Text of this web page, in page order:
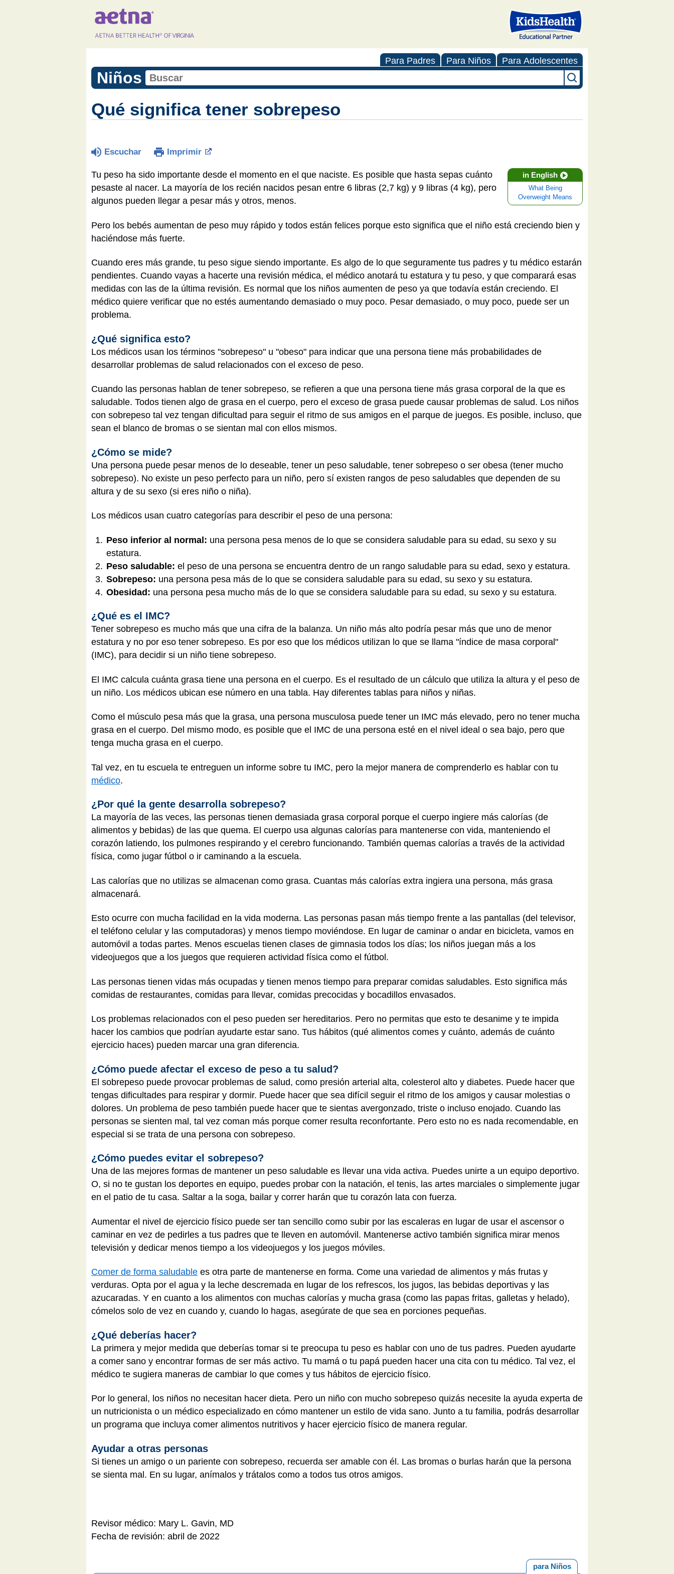
Para Padres Para Niños Para Adolescentes
Niños
Qué significa tener sobrepeso
Escuchar Imprimir
in English
What Being
Overweight Means
Tu peso ha sido importante desde el momento en el que naciste. Es posible que hasta sepas cuánto
pesaste al nacer. La mayoría de los recién nacidos pesan entre 6 libras (2,7 kg) y 9 libras (4 kg), pero
algunos pueden llegar a pesar más y otros, menos.
Pero los bebés aumentan de peso muy rápido y todos están felices porque esto significa que el niño está creciendo bien y
haciéndose más fuerte.
Cuando eres más grande, tu peso sigue siendo importante. Es algo de lo que seguramente tus padres y tu médico estarán
pendientes. Cuando vayas a hacerte una revisión médica, el médico anotará tu estatura y tu peso, y que comparará esas
medidas con las de la última revisión. Es normal que los niños aumenten de peso ya que todavía están creciendo. El
médico quiere verificar que no estés aumentando demasiado o muy poco. Pesar demasiado, o muy poco, puede ser un
problema.
¿Qué significa esto?
Los médicos usan los términos "sobrepeso" u "obeso" para indicar que una persona tiene más probabilidades de
desarrollar problemas de salud relacionados con el exceso de peso.
Cuando las personas hablan de tener sobrepeso, se refieren a que una persona tiene más grasa corporal de la que es
saludable. Todos tienen algo de grasa en el cuerpo, pero el exceso de grasa puede causar problemas de salud. Los niños
con sobrepeso tal vez tengan dificultad para seguir el ritmo de sus amigos en el parque de juegos. Es posible, incluso, que
sean el blanco de bromas o se sientan mal con ellos mismos.
¿Cómo se mide?
Una persona puede pesar menos de lo deseable, tener un peso saludable, tener sobrepeso o ser obesa (tener mucho
sobrepeso). No existe un peso perfecto para un niño, pero sí existen rangos de peso saludables que dependen de su
altura y de su sexo (si eres niño o niña).
Los médicos usan cuatro categorías para describir el peso de una persona:
Peso inferior al normal: una persona pesa menos de lo que se considera saludable para su edad, su sexo y su
estatura.
Peso saludable: el peso de una persona se encuentra dentro de un rango saludable para su edad, sexo y estatura.
Sobrepeso: una persona pesa más de lo que se considera saludable para su edad, su sexo y su estatura.
Obesidad: una persona pesa mucho más de lo que se considera saludable para su edad, su sexo y su estatura.
¿Qué es el IMC?
Tener sobrepeso es mucho más que una cifra de la balanza. Un niño más alto podría pesar más que uno de menor
estatura y no por eso tener sobrepeso. Es por eso que los médicos utilizan lo que se llama "índice de masa corporal"
(IMC), para decidir si un niño tiene sobrepeso.
El IMC calcula cuánta grasa tiene una persona en el cuerpo. Es el resultado de un cálculo que utiliza la altura y el peso de
un niño. Los médicos ubican ese número en una tabla. Hay diferentes tablas para niños y niñas.
Como el músculo pesa más que la grasa, una persona musculosa puede tener un IMC más elevado, pero no tener mucha
grasa en el cuerpo. Del mismo modo, es posible que el IMC de una persona esté en el nivel ideal o sea bajo, pero que
tenga mucha grasa en el cuerpo.
Tal vez, en tu escuela te entreguen un informe sobre tu IMC, pero la mejor manera de comprenderlo es hablar con tu
médico.
¿Por qué la gente desarrolla sobrepeso?
La mayoría de las veces, las personas tienen demasiada grasa corporal porque el cuerpo ingiere más calorías (de
alimentos y bebidas) de las que quema. El cuerpo usa algunas calorías para mantenerse con vida, manteniendo el
corazón latiendo, los pulmones respirando y el cerebro funcionando. También quemas calorías a través de la actividad
física, como jugar fútbol o ir caminando a la escuela.
Las calorías que no utilizas se almacenan como grasa. Cuantas más calorías extra ingiera una persona, más grasa
almacenará.
Esto ocurre con mucha facilidad en la vida moderna. Las personas pasan más tiempo frente a las pantallas (del televisor,
el teléfono celular y las computadoras) y menos tiempo moviéndose. En lugar de caminar o andar en bicicleta, vamos en
automóvil a todas partes. Menos escuelas tienen clases de gimnasia todos los días; los niños juegan más a los
videojuegos que a los juegos que requieren actividad física como el fútbol.
Las personas tienen vidas más ocupadas y tienen menos tiempo para preparar comidas saludables. Esto significa más
comidas de restaurantes, comidas para llevar, comidas precocidas y bocadillos envasados.
Los problemas relacionados con el peso pueden ser hereditarios. Pero no permitas que esto te desanime y te impida
hacer los cambios que podrían ayudarte estar sano. Tus hábitos (qué alimentos comes y cuánto, además de cuánto
ejercicio haces) pueden marcar una gran diferencia.
¿Cómo puede afectar el exceso de peso a tu salud?
El sobrepeso puede provocar problemas de salud, como presión arterial alta, colesterol alto y diabetes. Puede hacer que
tengas dificultades para respirar y dormir. Puede hacer que sea difícil seguir el ritmo de los amigos y causar molestias o
dolores. Un problema de peso también puede hacer que te sientas avergonzado, triste o incluso enojado. Cuando las
personas se sienten mal, tal vez coman más porque comer resulta reconfortante. Pero esto no es nada recomendable, en
especial si se trata de una persona con sobrepeso.
¿Cómo puedes evitar el sobrepeso?
Una de las mejores formas de mantener un peso saludable es llevar una vida activa. Puedes unirte a un equipo deportivo.
O, si no te gustan los deportes en equipo, puedes probar con la natación, el tenis, las artes marciales o simplemente jugar
en el patio de tu casa. Saltar a la soga, bailar y correr harán que tu corazón lata con fuerza.
Aumentar el nivel de ejercicio físico puede ser tan sencillo como subir por las escaleras en lugar de usar el ascensor o
caminar en vez de pedirles a tus padres que te lleven en automóvil. Mantenerse activo también significa mirar menos
televisión y dedicar menos tiempo a los videojuegos y los juegos móviles.
Comer de forma saludable es otra parte de mantenerse en forma. Come una variedad de alimentos y más frutas y
verduras. Opta por el agua y la leche descremada en lugar de los refrescos, los jugos, las bebidas deportivas y las
azucaradas. Y en cuanto a los alimentos con muchas calorías y mucha grasa (como las papas fritas, galletas y helado),
cómelos solo de vez en cuando y, cuando lo hagas, asegúrate de que sea en porciones pequeñas.
¿Qué deberías hacer?
La primera y mejor medida que deberías tomar si te preocupa tu peso es hablar con uno de tus padres. Pueden ayudarte
a comer sano y encontrar formas de ser más activo. Tu mamá o tu papá pueden hacer una cita con tu médico. Tal vez, el
médico te sugiera maneras de cambiar lo que comes y tus hábitos de ejercicio físico.
Por lo general, los niños no necesitan hacer dieta. Pero un niño con mucho sobrepeso quizás necesite la ayuda experta de
un nutricionista o un médico especializado en cómo mantener un estilo de vida sano. Junto a tu familia, podrás desarrollar
un programa que incluya comer alimentos nutritivos y hacer ejercicio físico de manera regular.
Ayudar a otras personas
Si tienes un amigo o un pariente con sobrepeso, recuerda ser amable con él. Las bromas o burlas harán que la persona
se sienta mal. En su lugar, anímalos y trátalos como a todos tus otros amigos.
Revisor médico: Mary L. Gavin, MD
Fecha de revisión: abril de 2022
para Niños